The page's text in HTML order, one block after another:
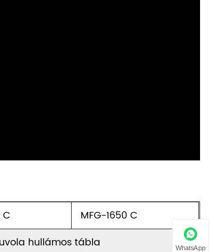
MFG-1650 C
hullámos tábla
WhatsApp